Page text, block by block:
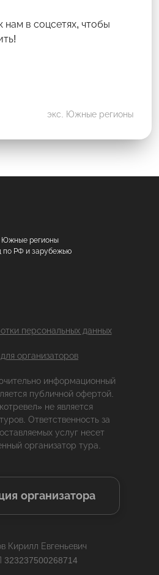
нам в соцсетях, чтобы
экс. Южные регионы
Южные регионы
по РФ и зарубежью
персональных данных
организаторов
информационный
публичной офертой.
не является
Ответственность за
услуг несет
организатор тура.
организатора
Кирилл Евгеньевич